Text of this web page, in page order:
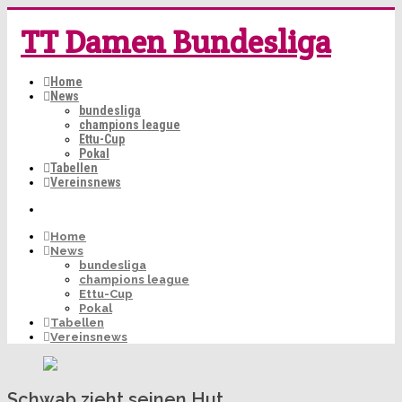
TT Damen Bundesliga
Home
News
bundesliga
champions league
Ettu-Cup
Pokal
Tabellen
Vereinsnews
Home
News
bundesliga
champions league
Ettu-Cup
Pokal
Tabellen
Vereinsnews